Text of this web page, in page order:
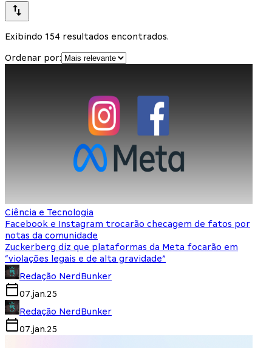
Exibindo 154 resultados encontrados.
Ordenar por:
Ciência e Tecnologia
Facebook e Instagram trocarão checagem de fatos por
notas da comunidade
Zuckerberg diz que plataformas da Meta focarão em
“violações legais e de alta gravidade”
Redação NerdBunker
07.jan.25
Redação NerdBunker
07.jan.25